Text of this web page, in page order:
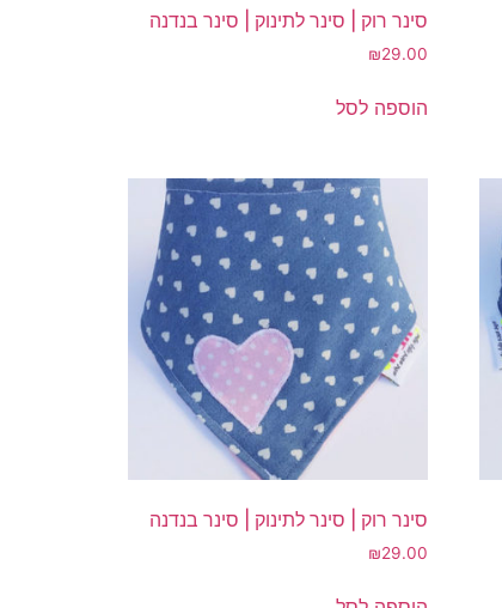
סינר רוק | סינר לתינוק | סינר בנדנה
₪29.00
הוספה לסל
סינר רוק | סינר לתינוק | סינר בנדנה
₪29.00